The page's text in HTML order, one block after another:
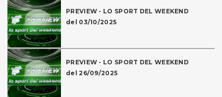
PREVIEW - LO SPORT DEL WEEKEND
del 03/10/2025
PREVIEW - LO SPORT DEL WEEKEND
del 26/09/2025